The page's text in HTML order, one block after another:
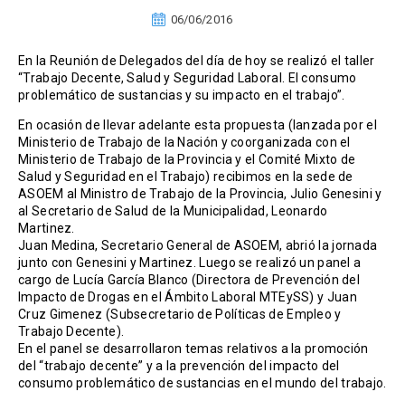
06/06/2016
En la Reunión de Delegados del día de hoy se realizó el taller
“Trabajo Decente, Salud y Seguridad Laboral. El consumo
problemático de sustancias y su impacto en el trabajo”.
En ocasión de llevar adelante esta propuesta (lanzada por el
Ministerio de Trabajo de la Nación y coorganizada con el
Ministerio de Trabajo de la Provincia y el Comité Mixto de
Salud y Seguridad en el Trabajo) recibimos en la sede de
ASOEM al Ministro de Trabajo de la Provincia, Julio Genesini y
al Secretario de Salud de la Municipalidad, Leonardo
Martinez.
Juan Medina, Secretario General de ASOEM, abrió la jornada
junto con Genesini y Martinez. Luego se realizó un panel a
cargo de Lucía García Blanco (Directora de Prevención del
Impacto de Drogas en el Ámbito Laboral MTEySS) y Juan
Cruz Gimenez (Subsecretario de Políticas de Empleo y
Trabajo Decente).
En el panel se desarrollaron temas relativos a la promoción
del “trabajo decente” y a la prevención del impacto del
consumo problemático de sustancias en el mundo del trabajo.